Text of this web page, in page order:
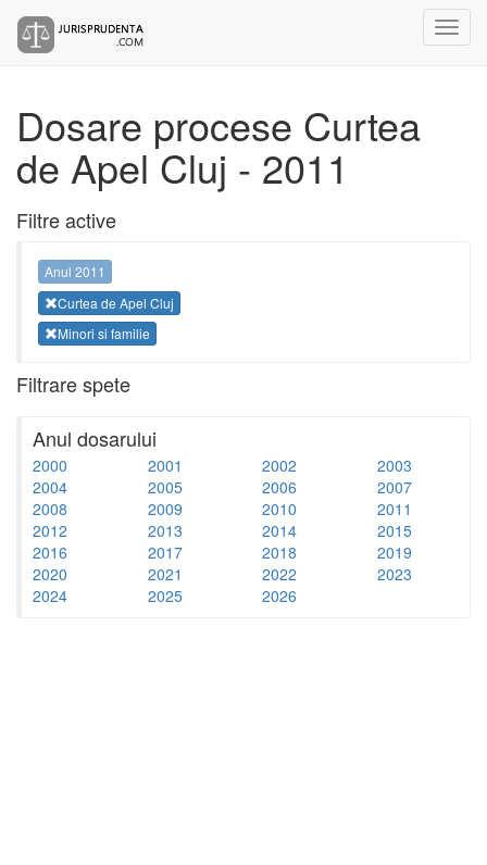
Dosare procese Curtea
de Apel Cluj - 2011
Filtre active
Anul 2011
Curtea de Apel Cluj
Minori si familie
Filtrare spete
Anul dosarului
2000 2001 2002
2003
2004
2005 2006
2007
2008
2009 2010
2011
2012
2013 2014
2015
2016
2017 2018
2019
2020
2021 2022
2023
2024
2025 2026